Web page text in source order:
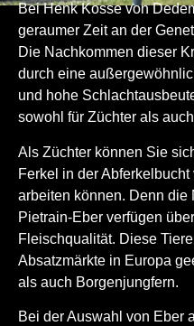
Bei Henk Kosse von
geraumer Zeit an der
Die Nachkommen dieser
durch eine
und hohe
sowohl für Züchter als
Als Züchter können Sie
Ferkel in der
arbeiten können. Denn die
Pietrain-Eber verfügen
Fleischqualität. Diese
Absatzmärkte in Europa
als auch Borgenjungfern.
Bei der Auswahl von Eber